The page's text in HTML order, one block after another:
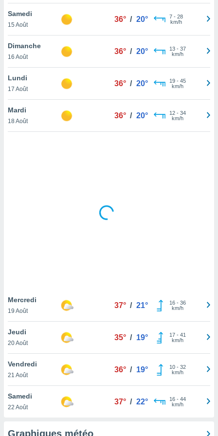
votre
à
en
le
notre
que
et que
Samedi
15 Août
36° / 20° 7- 28
km/h
Dimanche
16 Août
36° / 20° 13- 37
km/h
Lundi
17 Août
36° / 20° 19- 45
km/h
Mardi
18 Août
36° / 20° 12- 34
km/h
Mercredi
19 Août
37° / 21° 16- 36
km/h
Jeudi
20 Août
35° / 19° 17- 41
km/h
Vendredi
21 Août
36° / 19° 10- 32
km/h
Samedi
22 Août
37° / 22° 16- 44
km/h
Graphiques météo